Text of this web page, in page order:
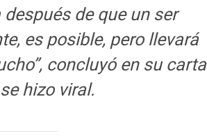
de que un ser
es posible, pero llevará
concluyó en su carta
hizo viral.